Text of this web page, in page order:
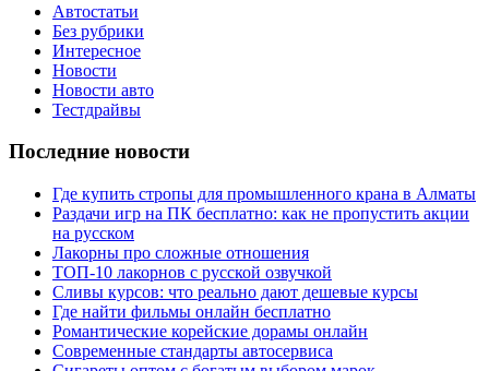
Автостатьи
Без рубрики
Интересное
Новости
Новости авто
Тестдрайвы
Последние новости
Где купить стропы для промышленного крана в Алматы
Раздачи игр на ПК бесплатно: как не пропустить акции
на русском
Лакорны про сложные отношения
ТОП-10 лакорнов с русской озвучкой
Сливы курсов: что реально дают дешевые курсы
Где найти фильмы онлайн бесплатно
Романтические корейские дорамы онлайн
Современные стандарты автосервиса